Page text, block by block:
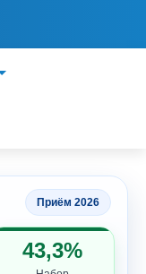
Приём 2026
43,3%